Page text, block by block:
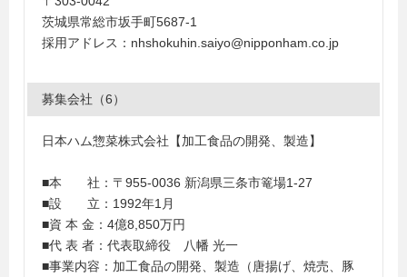
茨城県常総市坂手町5687-1
採用アドレス：nhshokuhin.saiyo@nipponham.co.jp
募集会社（6）
日本ハム惣菜株式会社【加工食品の開発、製造】
■本 社：〒955-0036 新潟県三条市篭場1-27
■設 立：1992年1月
■資 本 金：4億8,850万円
■代 表 者：代表取締役 八幡 光一
■事業内容：加工食品の開発、製造（唐揚げ、焼売、豚